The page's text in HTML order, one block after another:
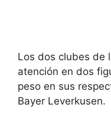
Los dos clubes de
atención en dos
peso en sus
Bayer Leverkusen.